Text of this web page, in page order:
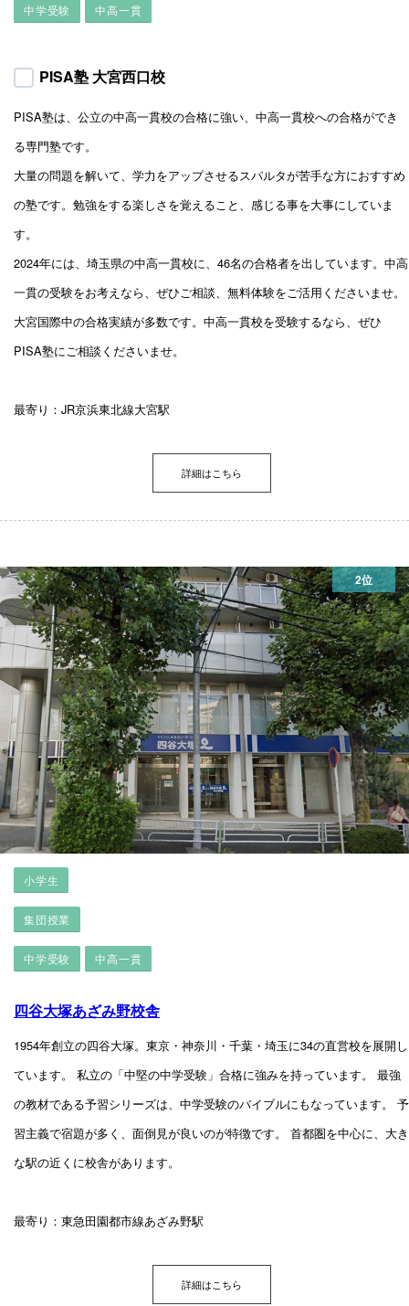
PISA塾 大宮西口校
PISA塾は、公立の中高一貫校の合格に強い、中高一貫校への合格ができ
る専門塾です。
大量の問題を解いて、学力をアップさせるスパルタが苦手な方におすすめ
の塾です。勉強をする楽しさを覚えること、感じる事を大事にしていま
す。
2024年には、埼玉県の中高一貫校に、46名の合格者を出しています。中高
一貫の受験をお考えなら、ぜひご相談、無料体験をご活用くださいませ。
大宮国際中の合格実績が多数です。中高一貫校を受験するなら、ぜひ
PISA塾にご相談くださいませ。
最寄り：JR京浜東北線大宮駅
中学受験 中高一貫
詳細はこちら
2位
四谷大塚あざみ野校舎
1954年創立の四谷大塚。東京・神奈川・千葉・埼玉に34の直営校を展開し
ています。 私立の「中堅の中学受験」合格に強みを持っています。 最強
の教材である予習シリーズは、中学受験のバイブルにもなっています。 予
習主義で宿題が多く、面倒見が良いのが特徴です。 首都圏を中心に、大き
な駅の近くに校舎があります。
最寄り：東急田園都市線あざみ野駅
小学生
集団授業
中学受験 中高一貫
詳細はこちら